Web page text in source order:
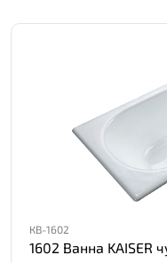
КВ-1602
1602 Ванна KAISER